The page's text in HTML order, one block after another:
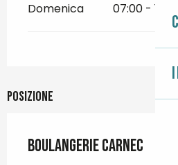
Domenica 07:00 - 12:30
Posizione
Boulangerie Carnec